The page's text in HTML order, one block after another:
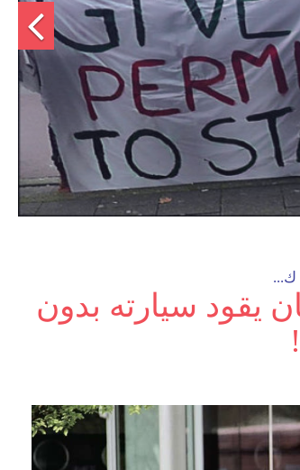
ك...
يقود سيارته بدون